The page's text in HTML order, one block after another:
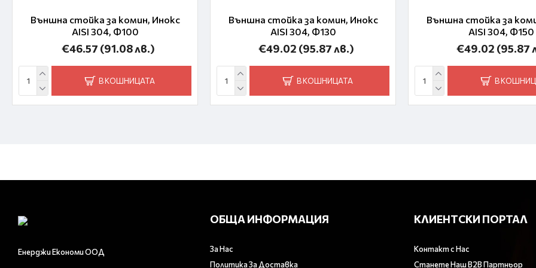
Външна стойка за комин, Инокс
AISI 304, Ф100
€46.57 (91.08 лв.)
В КОШНИЦАТА
Външна стойка за комин, Инокс
AISI 304, Ф130
€49.02 (95.87 лв.)
В КОШНИЦАТА
Външна стойка за
AISI 304, Ф150
€49.02 (95.87
В
Енерджи Економи ООД
ОБЩА ИНФОРМАЦИЯ
За Нас
Политика За Доставка
КЛИЕНТСКИ ПОРТАЛ
Контакт с Нас
Станете Наш B2B Партньор